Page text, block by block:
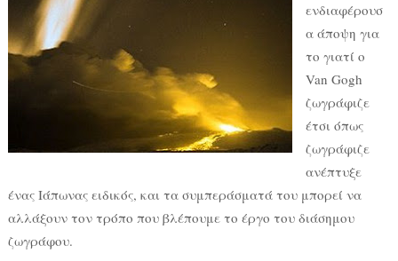
ενδιαφέρουσ
α άποψη για
το γιατί ο
Van Gogh
ζωγράφιζε
έτσι όπως
ζωγράφιζε
ανέπτυξε
ένας Ιάπωνας ειδικός, και τα συμπεράσματά του μπορεί να
αλλάξουν τον τρόπο που βλέπουμε το έργο του διάσημου
ζωγράφου.